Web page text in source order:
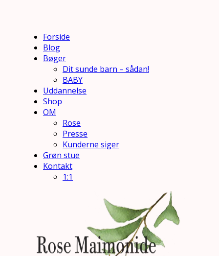
Forside
Blog
Bøger
Dit sunde barn – sådan!
BABY
Uddannelse
Shop
OM
Rose
Presse
Kunderne siger
Grøn stue
Kontakt
1:1